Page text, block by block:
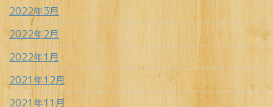
2022年3月
2022年2月
2022年1月
2021年12月
2021年11月